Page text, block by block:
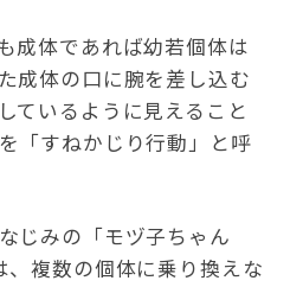
成体であれば幼若個体は
成体の口に腕を差し込む
ているように見えること
「すねかじり行動」と呼
じみの「モヅ子ちゃん
、複数の個体に乗り換えな